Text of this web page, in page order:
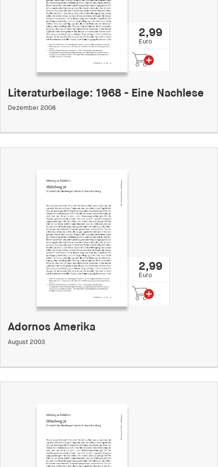
2,99
Euro
Literaturbeilage: 1968 - Eine Nachlese
Dezember 2008
2,99
Euro
Adornos Amerika
August 2003